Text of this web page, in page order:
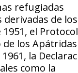
refugiadas
de los
el
los
la
como la